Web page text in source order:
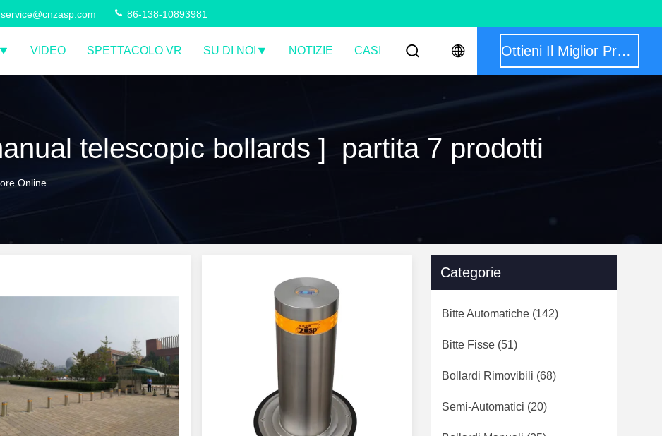
service@cnzasp.com 86-138-10893981
VIDEO SPETTACOLO VR SU DI NOI NOTIZIE CASI Ottieni Il Miglior Prezzo
telescopic bollards ] partita 7 prodotti
Online
Categorie
Bitte Automatiche (142)
Bitte Fisse (51)
Bollardi Rimovibili (68)
Semi-Automatici (20)